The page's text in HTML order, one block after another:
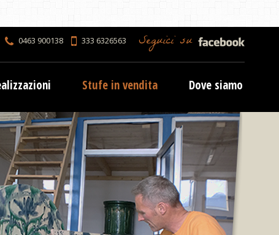
0463 900138 333 6326563 Seguici su
Stufe in vendita Dove siamo